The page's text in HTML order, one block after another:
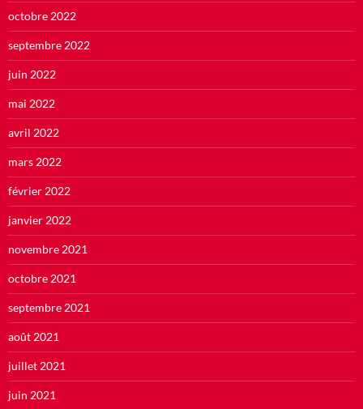
octobre 2022
septembre 2022
juin 2022
mai 2022
avril 2022
mars 2022
février 2022
janvier 2022
novembre 2021
octobre 2021
septembre 2021
août 2021
juillet 2021
juin 2021